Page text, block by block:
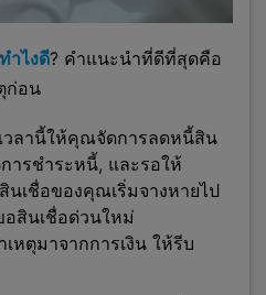
าไงดี? คำแนะนำที่ดีที่สุดคือ
ก่อน
วลานี้ให้คุณจัดการลดหนี้สิน
ารชำระหนี้, และรอให้
นเชื่อของคุณเริ่มจางหายไป
สินเชื่อด่วนใหม่
เหตุมาจากการเงิน ให้รีบ